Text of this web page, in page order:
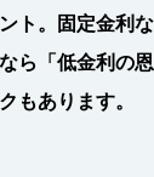
ト。固定金利
ら「低金利の
もあります。